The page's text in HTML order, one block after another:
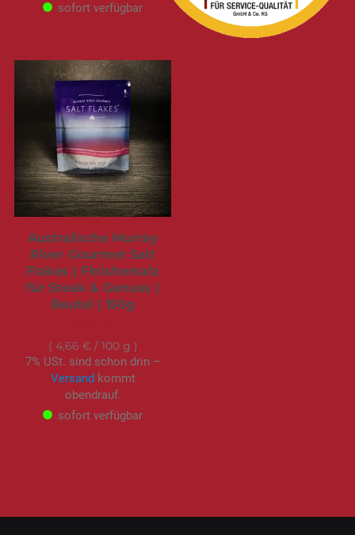
sofort verfügbar
Australische Murray
River Gourmet Salt
Flakes | Finishersalz
für Steak & Genuss |
Beutel | 150g
4,66 €/ 100 g
7% USt. sind schon drin –
Versandkommt
obendrauf.
sofort verfügbar